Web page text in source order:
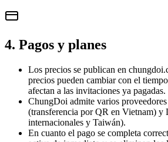
4. Pagos y planes
Los precios se publican en
precios pueden cambiar con el
afectan a las invitaciones ya pagadas.
ChungDoi admite varios
(transferencia por QR en Vietnam) y
internacionales y Taiwán).
En cuanto el pago se completa